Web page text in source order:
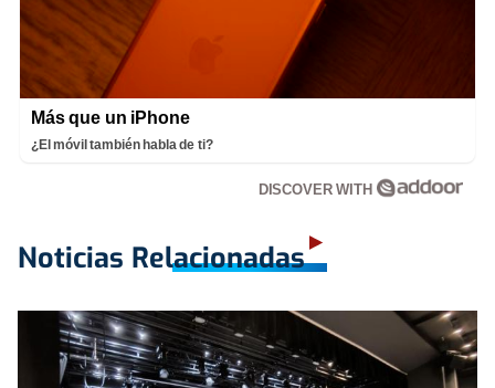
Más que un iPhone
¿El móvil también habla de ti?
DISCOVER WITH
Noticias Relacionadas